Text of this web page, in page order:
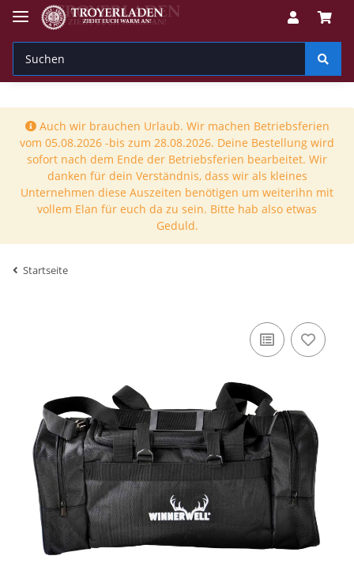
Auch wir brauchen Urlaub. Wir machen Betriebsferien
vom 05.08.2026 -bis zum 28.08.2026. Deine Bestellung wird
sofort nach dem Ende der Betriebsferien bearbeitet. Wir
danken für dein Verständnis, dass wir als kleines
Unternehmen diese Auszeiten benötigen um weiterihn mit
vollem Elan für euch da zu sein. Bitte hab also etwas
Geduld.
Startseite